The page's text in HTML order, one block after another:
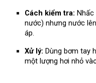
Cách kiểm tra: Nhấc
nước) nhưng nước
áp.
Xử lý: Dùng bơm tay
một lượng hơi nhỏ